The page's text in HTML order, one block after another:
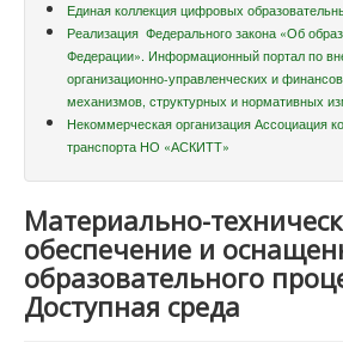
Единая коллекция цифровых
Реализация Федерального закона «Об
Федерации». Информационный портал по
организационно-управленческих и
механизмов, структурных и нормативных
Некоммерческая организация Ассоциация
транспорта НО «АСКИТТ»
Материально-
обеспечение и
образовательного
Доступная среда